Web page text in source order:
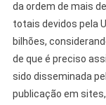
da ordem de mais
totais devidos pela
bilhões,
de que é preciso
sido disseminada
publicação em